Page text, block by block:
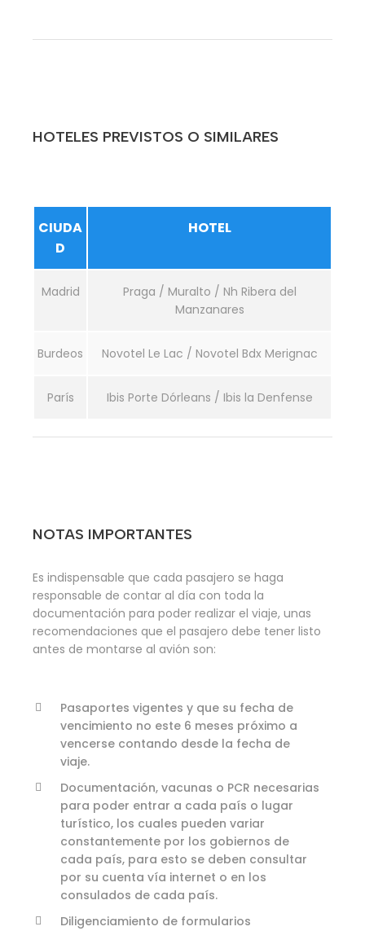
HOTELES PREVISTOS O SIMILARES
CIUDA
D
HOTEL
Madrid
Praga / Muralto / Nh Ribera del
Manzanares
Burdeos Novotel Le Lac / Novotel Bdx Merignac
París Ibis Porte Dórleans / Ibis la Denfense
NOTAS IMPORTANTES
Es indispensable que cada pasajero se haga
responsable de contar al día con toda la
documentación para poder realizar el viaje, unas
recomendaciones que el pasajero debe tener listo
antes de montarse al avión son:
Pasaportes vigentes y que su fecha de
vencimiento no este 6 meses próximo a
vencerse contando desde la fecha de
viaje.
Documentación, vacunas o PCR necesarias
para poder entrar a cada país o lugar
turístico, los cuales pueden variar
constantemente por los gobiernos de
cada país, para esto se deben consultar
por su cuenta vía internet o en los
consulados de cada país.
Diligenciamiento de formularios